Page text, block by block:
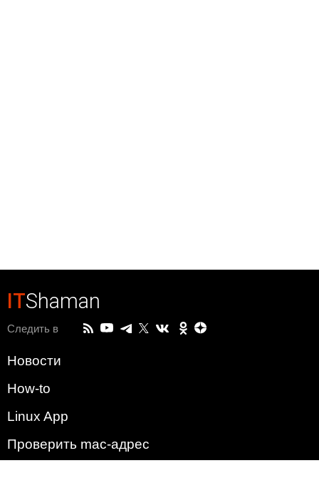
ITShaman
Следить в
Новости
How-to
Linux App
Проверить mac-адрес